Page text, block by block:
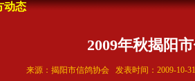
动态
2009年秋揭阳
来源：揭阳市信鸽协会 发表时间：2009-10-